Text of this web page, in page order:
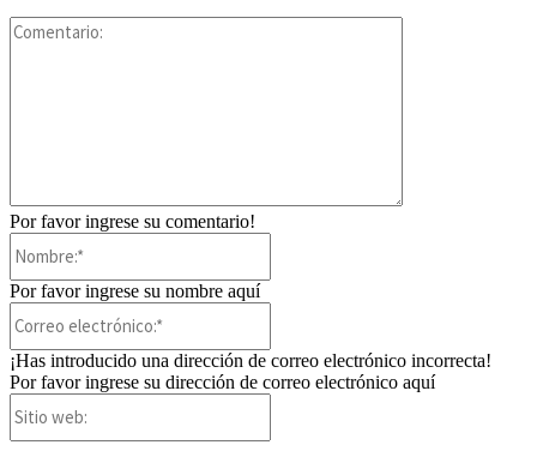
Por favor ingrese su comentario!
Por favor ingrese su nombre aquí
¡Has introducido una dirección de correo electrónico incorrecta!
Por favor ingrese su dirección de correo electrónico aquí